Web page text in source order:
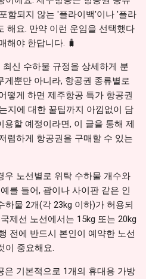
함되지 않는 '플라이백'이나 '플라
해요. 만약 이런 운임을 선택했다
해야 한답니다. 🧳
신 수하물 규정을 상세하게 분
게뿐만 아니라, 항공권 종류별로
떻게 하면 제주항공 특가 항공권
지에 대한 꿀팁까지 아낌없이 담
용할 예정이라면, 이 글을 통해 제
렴하게 항공권을 구매할 수 있는
우 노선별로 위탁 수하물 개수와
를 들어, 괌이나 사이판 같은 인
하물 2개(각 23kg 이하)가 허용되
제선 노선에서는 15kg 또는 20kg
전에 반드시 본인이 예약한 노선
이 중요해요.
은 기본적으로 1개의 휴대용 가방